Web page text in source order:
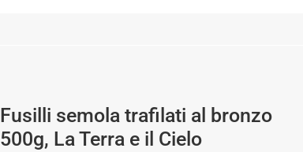
Fusilli semola trafilati al bronzo
500g, La Terra e il Cielo